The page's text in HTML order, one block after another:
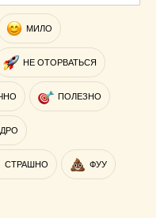
МИЛО
НЕ ОТОРВАТЬСЯ
ПОЛЕЗНО
СТРАШНО ФУУ